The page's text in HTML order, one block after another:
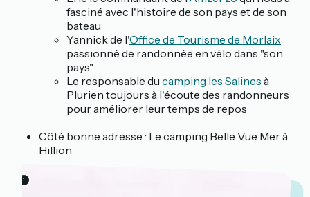
fasciné avec l'histoire de son pays et de son
bateau
Yannick de l'Office de Tourisme de Morlaix
passionné de randonnée en vélo dans "son
pays"
Le responsable du camping les Salines à
Plurien toujours à l'écoute des randonneurs
pour améliorer leur temps de repos
Côté bonne adresse : Le camping Belle Vue Mer à
Hillion